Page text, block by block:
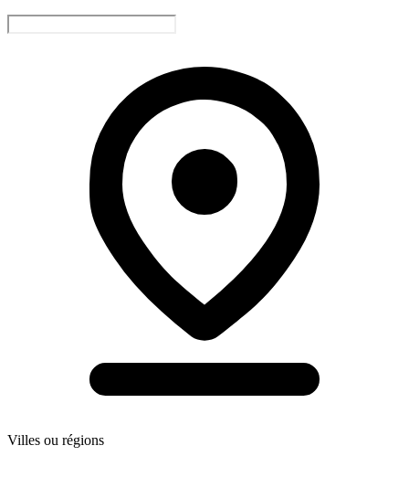
Villes ou régions